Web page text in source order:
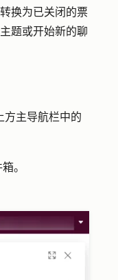
换为已关闭的票
题或开始新的聊
方主导航栏中的
箱。